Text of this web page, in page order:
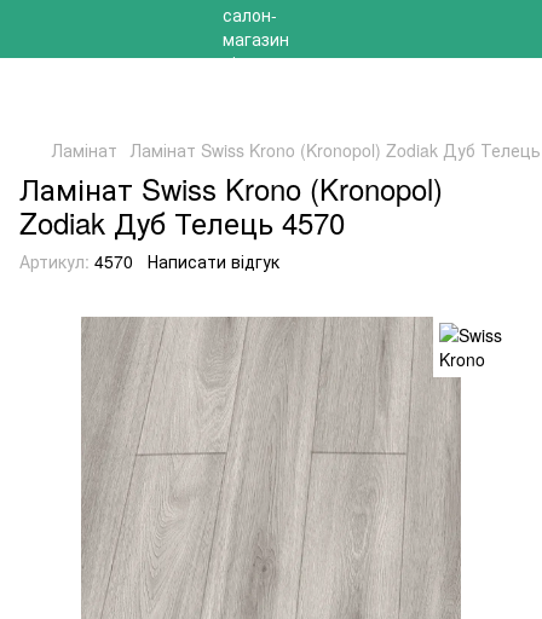
Ламінат Ламінат Swiss Krono (Kronopol) Zodiak Дуб
Ламінат Swiss Krono (Kronopol)
Zodiak Дуб Телець 4570
Артикул: 4570 Написати відгук